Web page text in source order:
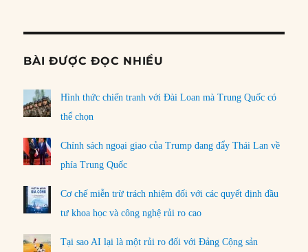
BÀI ĐƯỢC ĐỌC NHIỀU
Hình thức chiến tranh với Đài Loan mà Trung Quốc có
thể chọn
Chính sách ngoại giao của Trump đang đẩy Thái Lan về
phía Trung Quốc
Cơ chế miễn trừ trách nhiệm đối với các quyết định đầu
tư khoa học và công nghệ rủi ro cao
Tại sao AI lại là một rủi ro đối với Đảng Cộng sản